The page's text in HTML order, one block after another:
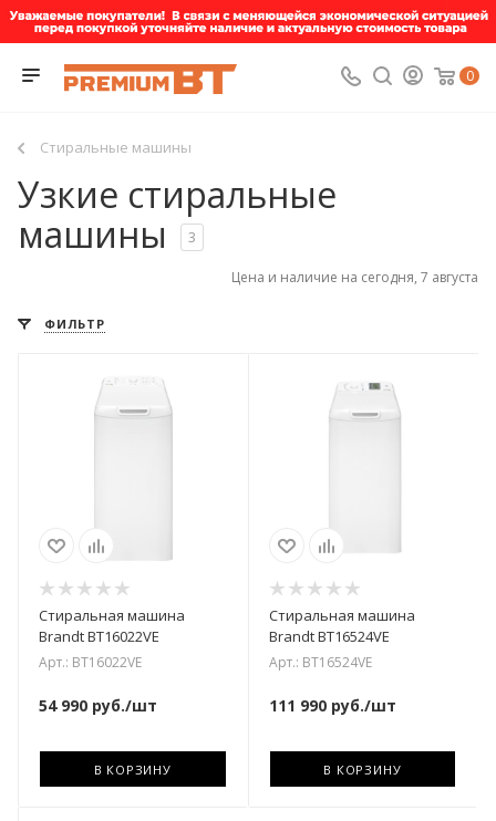
0
Стиральные машины
Узкие стиральные
машины
3
Цена и наличие на сегодня, 7 августа
ФИЛЬТР
Стиральная машина
Brandt BT16022VE
Арт.: BT16022VE
54 990 руб./шт
В КОРЗИНУ
Стиральная машина
Brandt BT16524VE
Арт.: BT16524VE
111 990руб./шт
В КОРЗИНУ